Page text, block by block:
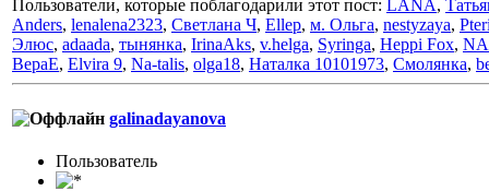
Пользователи, которые поблагодарили этот пост: LANA,
Anders, lenalena2323, Светлана Ч, Ellep, м. Ольга, nestyzaya,
Элюс, adaada, тынянка, IrinaAks, v.helga, Syringa, Heppi Fox,
ВераЕ, Elvira 9, Na-talis, olga18, Наталка 10101973, Смолянка,
galinadayanova
Пользовaтeль